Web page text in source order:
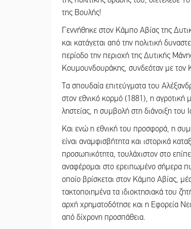
της Βουλής!
Γεννήθηκε στον Κάμπο Αβίας της
και κατάγεται από την πολιτική
περίοδο την περιοχή της Δυτικής
Κουμουνδουράκης, συνδεόταν με τον
Τα σπουδαία επιτεύγματα του
στον εθνικό κορμό (1881), η
ληστείας, η συμβολή στη διάνοιξη
Και ενώ η εθνική του προσφορά, η
είναι αναμφισβήτητα και ιστορικά
προσωπικότητα, τουλάχιστον στο
αναφέρομαι στο ερειπωμένο σήμερα
οποίο βρίσκεται στον Κάμπο Αβίας,
τακτοποιημένα τα ιδιοκτησιακά του
αρχή χρηματοδότησε και η Εφορεία
από δίχρονη προσπάθεια.